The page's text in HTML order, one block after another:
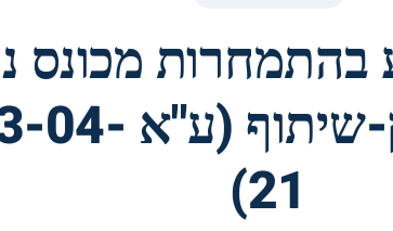
מכונס
במסגרת פירוק-
21)